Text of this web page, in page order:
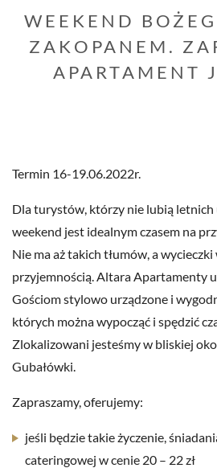
WEEKEND
ZAKOPANEM.
APARTAMENT
Termin 16-19.06.2022r.
Dla turystów, którzy nie lubią letnich
weekend jest idealnym czasem na
Nie ma aż takich tłumów, a
przyjemnością. Altara Apartamenty
Gościom stylowo urządzone i
których można wypocząć i spędzić
Zlokalizowani jesteśmy w bliskiej
Gubałówki.
Zapraszamy, oferujemy:
jeśli będzie takie życzenie,
cateringowej w cenie 20 – 22 zł